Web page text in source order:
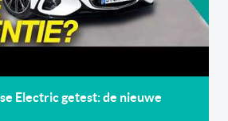
Electric getest: de nieuwe